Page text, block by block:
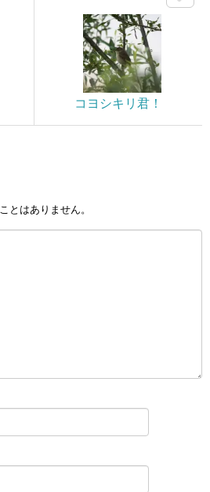
コヨシキリ君！
とはありません。